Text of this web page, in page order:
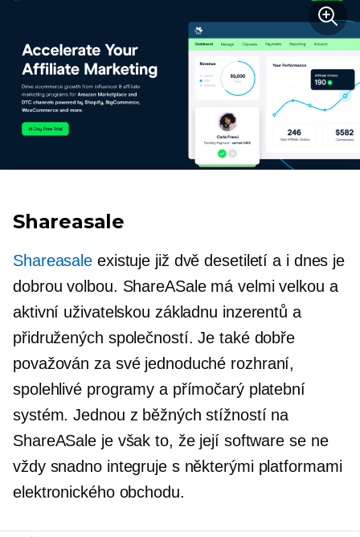
Shareasale
Shareasale existuje již dvě desetiletí a i dnes je
dobrou volbou. ShareASale má velmi velkou a
aktivní uživatelskou základnu inzerentů a
přidružených společností. Je také dobře
považován za své jednoduché rozhraní,
spolehlivé programy a přímočarý platební
systém. Jednou z běžných stížností na
ShareASale je však to, že její software se ne
vždy snadno integruje s některými platformami
elektronického obchodu.